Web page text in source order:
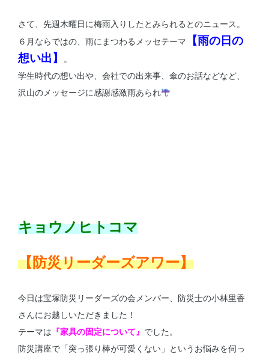
さて、先週木曜日に梅雨入りしたとみられるとのニュース。
６月ならではの、雨にまつわるメッセテーマ
【雨の日の
想い出】
。
学生時代の想い出や、会社での出来事、傘のお話などなど、
沢山のメッセージに感謝感激雨あられ
キョウノヒトコマ
【防災リーダーズアワー】
今日は宝塚防災リーダーズの会メンバー、防災士の小林里香
さんにお越しいただきました！
テーマは 『家具の固定について』 でした。
防災講座で「突っ張り棒が可愛くない」というお悩みを伺っ